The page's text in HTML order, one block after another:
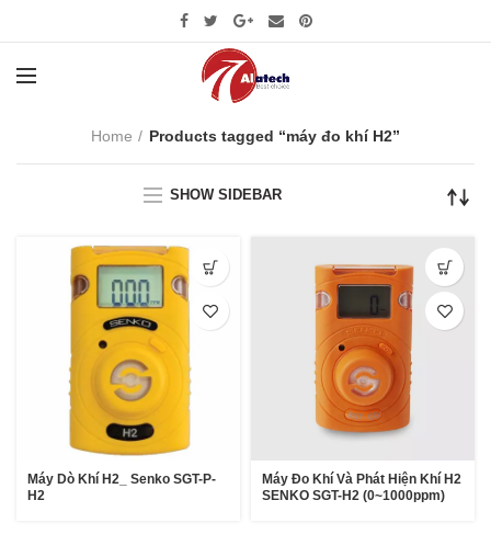
Home Products tagged “máy đo khí H2”
SHOW SIDEBAR
Máy Dò Khí H2_ Senko SGT-P-
H2
Máy Đo Khí Và Phát Hiện Khí H2
SENKO SGT-H2 (0~1000ppm)